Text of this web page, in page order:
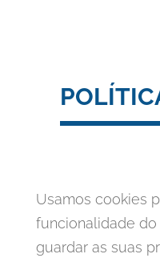
Usamos cookies
funcionalidade
guardar as suas